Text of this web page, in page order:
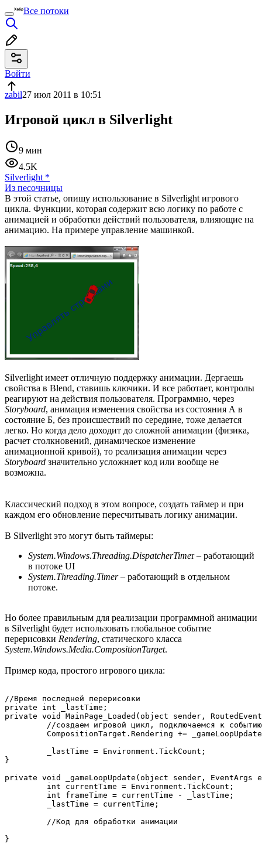
Все потоки
Войти
zabil27 июл 2011 в 10:51
Игровой цикл в Silverlight
9 мин
4.5K
Silverlight *
Из песочницы
В этой статье, опишу использование в Silverlight игрового
цикла. Функции, которая содержит всю логику по работе с
анимацией и обработки действий пользователя, влияющие на
анимацию. На примере управление машинкой.
Silverlight имеет отличную поддержку анимации. Дергаешь
свойства в Blend, ставишь ключики. И все работает, контролы
реагируют на действия пользователя. Программно, через
Storyboard, анимация изменения свойства из состояния А в
состояние Б, без происшествий по середине, тоже делается
легко. Но когда дело доходит до сложной анимации (физика,
расчет столкновений, динамическое изменение
анимационной кривой), то реализация анимации через
Storyboard значительно усложняет код или вообще не
возможна.
Классический подход в этом вопросе, создать таймер и при
каждом его обновление пересчитывать логику анимации.
В Silverlight это могут быть таймеры:
System.Windows.Threading.DispatcherTimer – работающий
в потоке UI
System.Threading.Timer– работающий в отдельном
потоке.
Но более правильным для реализации программной анимации
в Silverlight будет использовать глобальное событие
перерисовки Rendering, статического класса
System.Windows.Media.CompositionTarget.
Пример кода, простого игрового цикла:
//Время последней перерисовки
private int _lastTime;
private void MainPage_Loaded(object sender,
//создаем игровой цикл, подключаемся к
CompositionTarget.Rendering +=
         _lastTime = Environment.TickCount;
}
private void _gameLoopUpdate(object sender, EventArgs
         int currentTime = Environment.TickCount;
         int frameTime = currentTime - _lastTime;
         _lastTime = currentTime;
}